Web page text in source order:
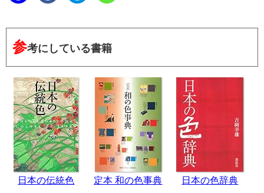
参考にしている書籍
日本の伝統色 定本 和の色事典 日本の色辞典